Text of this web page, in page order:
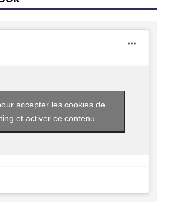
accepter les cookies de
et activer ce contenu